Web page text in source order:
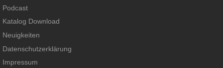
Podcast
Katalog Download
Neuigkeiten
Datenschutzerklärung
Impressum